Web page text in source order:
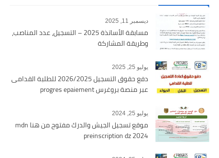
ديسمبر 11, 2025
مسابقة الأساتذة 2025 – التسجيل، عدد المناصب،
وطريقة المشاركة
يوليو 25, 2025
دفع حقوق التسجيل 2026/2025 للطلبة القدامى
عبر منصة بروغرس progres epaiement
يوليو 25, 2024
موقع تسجيل الجيش والدرك مفتوح من هنا mdn
preinscription dz 2024